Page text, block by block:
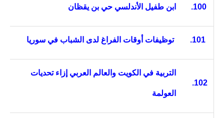
100. ابن طفيل الأندلسي حي بن يقظان
101. توظيفات أوقات الفراغ لدى الشباب في سوريا
102.
التربية في الكويت والعالم العربي إزاء تحديات
العولمة